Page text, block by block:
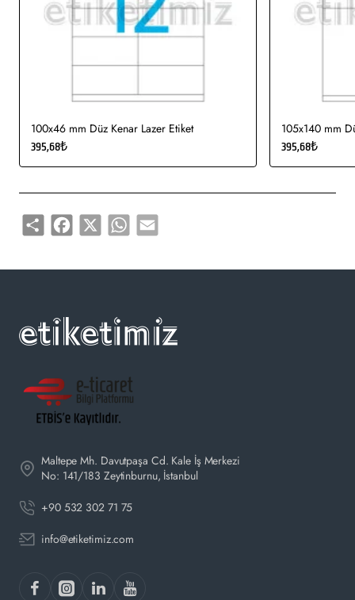
100x46 mm Düz Kenar Lazer Etiket
395,68₺
105x140 mm
395,68₺
Share Facebook
X WhatsApp
Email
Maltepe Mh. Davutpaşa Cd. Kale İş Merkezi
No: 141/183 Zeytinburnu, İstanbul
+90 532 302 71 75
info@etiketimiz.com